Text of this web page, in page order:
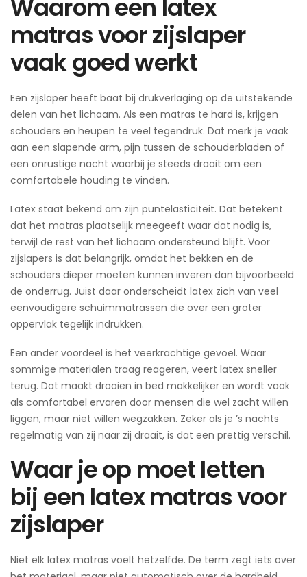
Waarom een latex
matras voor zijslaper
vaak goed werkt
Een zijslaper heeft baat bij drukverlaging op de uitstekende
delen van het lichaam. Als een matras te hard is, krijgen
schouders en heupen te veel tegendruk. Dat merk je vaak
aan een slapende arm, pijn tussen de schouderbladen of
een onrustige nacht waarbij je steeds draait om een
comfortabele houding te vinden.
Latex staat bekend om zijn puntelasticiteit. Dat betekent
dat het matras plaatselijk meegeeft waar dat nodig is,
terwijl de rest van het lichaam ondersteund blijft. Voor
zijslapers is dat belangrijk, omdat het bekken en de
schouders dieper moeten kunnen inveren dan bijvoorbeeld
de onderrug. Juist daar onderscheidt latex zich van veel
eenvoudigere schuimmatrassen die over een groter
oppervlak tegelijk indrukken.
Een ander voordeel is het veerkrachtige gevoel. Waar
sommige materialen traag reageren, veert latex sneller
terug. Dat maakt draaien in bed makkelijker en wordt vaak
als comfortabel ervaren door mensen die wel zacht willen
liggen, maar niet willen wegzakken. Zeker als je ’s nachts
regelmatig van zij naar zij draait, is dat een prettig verschil.
Waar je op moet letten
bij een latex matras voor
zijslaper
Niet elk latex matras voelt hetzelfde. De term zegt iets over